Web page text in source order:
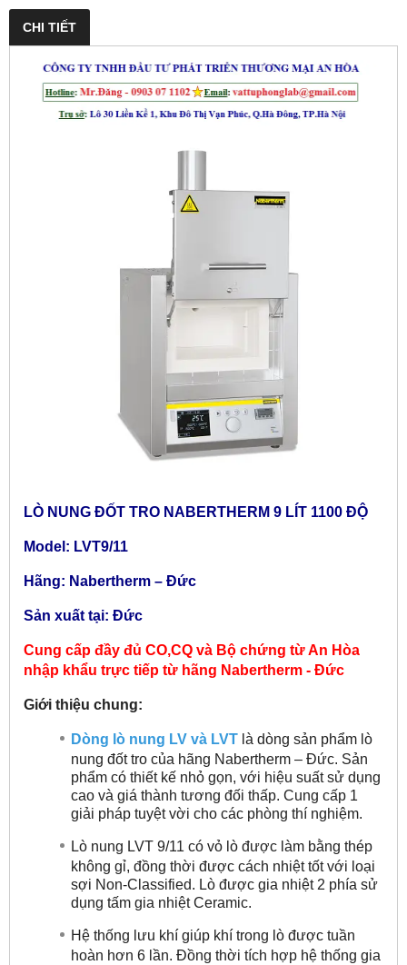
CHI TIẾT
LÒ NUNG ĐỐT TRO NABERTHERM 9 LÍT 1100 ĐỘ
Model: LVT9/11
Hãng: Nabertherm – Đức
Sản xuất tại: Đức
Cung cấp đầy đủ CO,CQ và Bộ chứng từ An Hòa
nhập khẩu trực tiếp từ hãng Nabertherm - Đức
Giới thiệu chung:
Dòng lò nung LV và LVT là dòng sản phẩm lò
nung đốt tro của hãng Nabertherm – Đức. Sản
phẩm có thiết kế nhỏ gọn, với hiệu suất sử dụng
cao và giá thành tương đối thấp. Cung cấp 1
giải pháp tuyệt vời cho các phòng thí nghiệm.
Lò nung LVT 9/11 có vỏ lò được làm bằng thép
không gỉ, đồng thời được cách nhiệt tốt với loại
sợi Non-Classified. Lò được gia nhiệt 2 phía sử
dụng tấm gia nhiệt Ceramic.
Hệ thống lưu khí giúp khí trong lò được tuần
hoàn hơn 6 lần. Đồng thời tích hợp hệ thống gia